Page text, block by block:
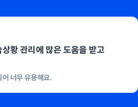
화 할 수 있는 막강한 툴이에요.
동을 통해 관리를 한층 더 업그레이드할 수